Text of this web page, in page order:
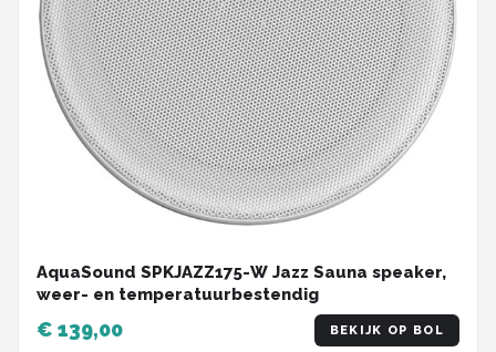
AquaSound SPKJAZZ175-W Jazz Sauna speaker,
weer- en temperatuurbestendig
€ 139,00 BEKIJK OP BOL